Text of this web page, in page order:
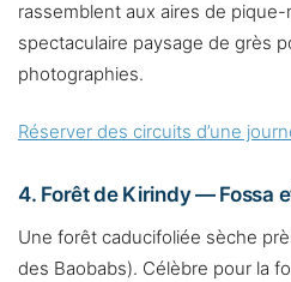
rassemblent aux aires de
spectaculaire paysage de grès
photographies.
Réserver des circuits d’une
4. Forêt de Kirindy — Fossa
Une forêt caducifoliée sèche
des Baobabs). Célèbre pour la